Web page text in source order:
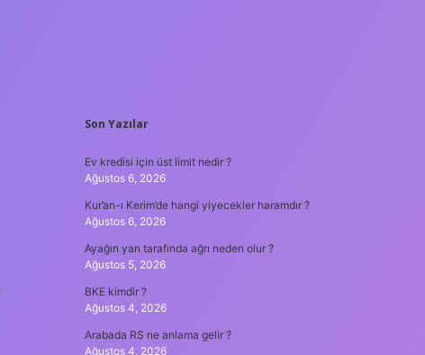
SIDEBAR
Son Yazılar
Ev kredisi için üst limit nedir ?
Ağustos 6, 2026
Kur’an-ı Kerim’de hangi yiyecekler haramdır ?
Ağustos 6, 2026
Ayağın yan tarafında ağrı neden olur ?
Ağustos 5, 2026
BKE kimdir ?
Ağustos 4, 2026
Arabada RS ne anlama gelir ?
Ağustos 4, 2026